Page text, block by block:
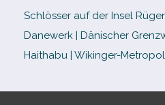
Schlösser auf der Insel
Danewerk | Dänischer
Haithabu | Wikinger-